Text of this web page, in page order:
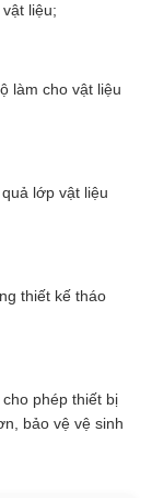
liệu;
làm cho vật liệu
lớp vật liệu
thiết kế tháo
phép thiết bị
bảo vệ vệ sinh